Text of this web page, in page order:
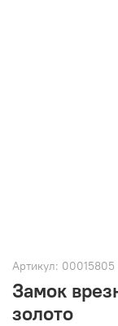
Артикул: 00015805
Замок
золото